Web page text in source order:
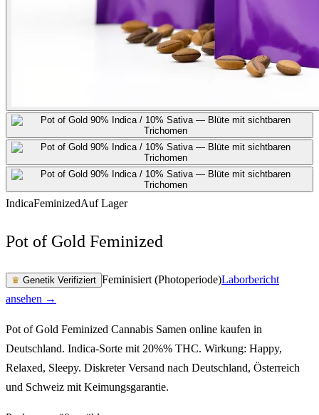
IndicaFeminizedAuf Lager
Pot of Gold Feminized
♛ Genetik Verifiziert Feminisiert (Photoperiode)Laborbericht
ansehen →
Pot of Gold Feminized Cannabis Samen online kaufen in
Deutschland. Indica-Sorte mit 20%% THC. Wirkung: Happy,
Relaxed, Sleepy. Diskreter Versand nach Deutschland, Österreich
und Schweiz mit Keimungsgarantie.